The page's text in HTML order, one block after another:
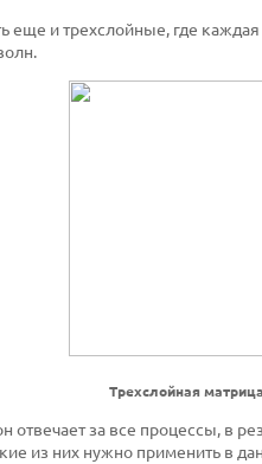
и трехслойные, где
Трехслойная матрица
за все процессы, в
из них нужно применить в